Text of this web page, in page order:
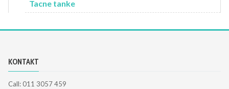
Tacne tanke
KONTAKT
Call: 011 3057 459